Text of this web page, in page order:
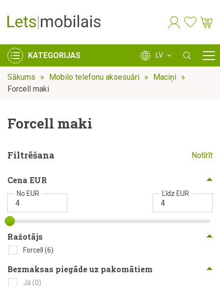
KATEGORIJAS LV
Sākums Mobilo telefonu aksesuāri
Maciņi
Forcell maki
Forcell maki
Filtrēšana Notīrīt
Cena EUR
No EUR Līdz EUR
Ražotājs
Forcell (6)
Bezmaksas piegāde uz pakomātiem
Jā (0)